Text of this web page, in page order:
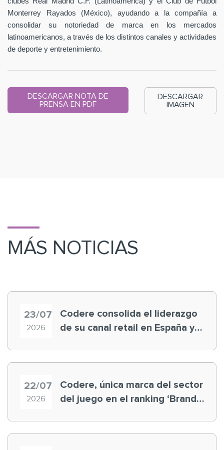
Monterrey Rayados (México), ayudando a la compañía a
consolidar su notoriedad de marca en los mercados
latinoamericanos, a través de los distintos canales y actividades
de deporte y entretenimiento.
DESCARGAR NOTA DE
PRENSA EN PDF
DESCARGAR
IMAGEN
MÁS NOTICIAS
23/07
2026
Codere consolida el liderazgo
de su canal retail en España y
22/07
2026
Codere, única marca del sector
del juego en el ranking ‘Brand